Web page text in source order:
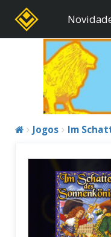
Jogos Im